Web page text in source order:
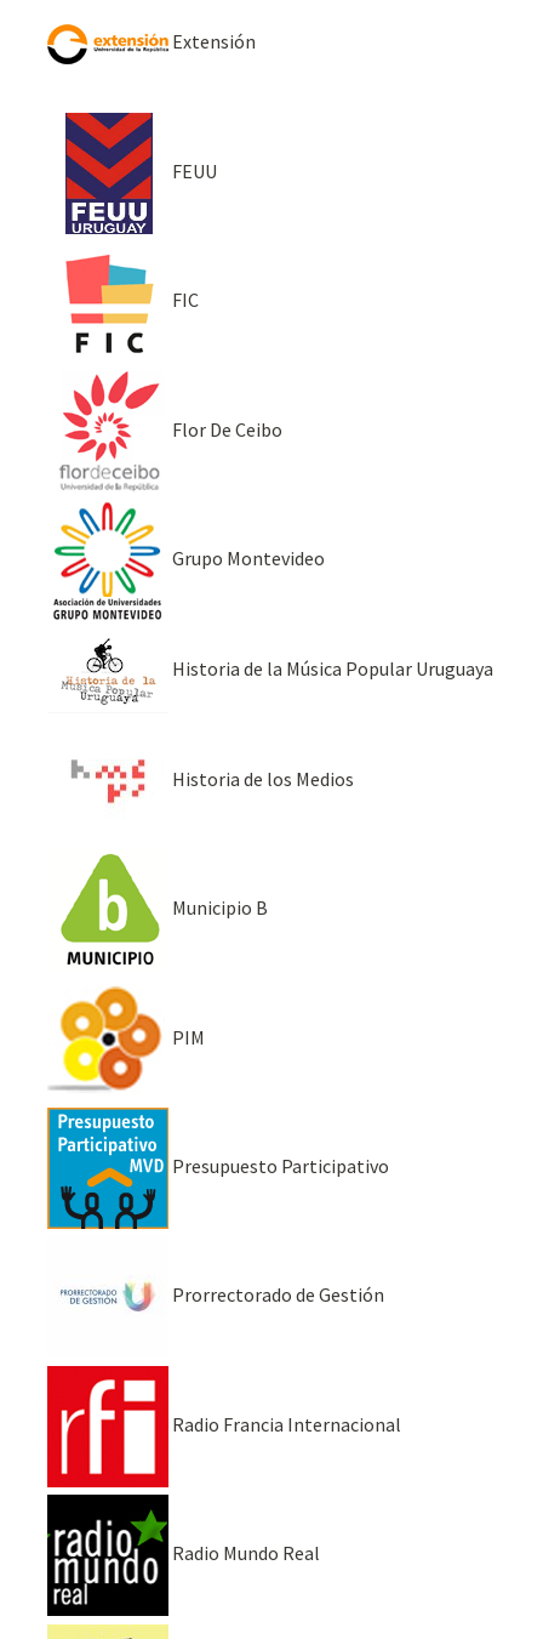
Extensión
FEUU
FIC
Flor De Ceibo
Grupo Montevideo
Historia de la Música Popular Uruguaya
Historia de los Medios
Municipio B
PIM
Presupuesto Participativo
Prorrectorado de Gestión
Radio Francia Internacional
Radio Mundo Real